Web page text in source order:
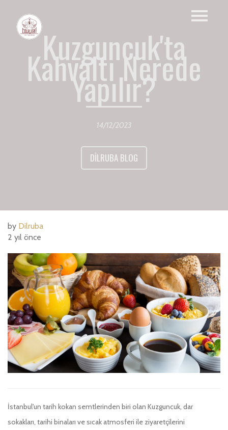
Kuzguncuk'ta
Kahvaltı Nerede
Yapılır?
14/12/2023
DILRUBA BLOG
by Dilruba
2 yıl önce
İstanbul'un tarih kokan semtlerinden biri olan Kuzguncuk, dar
sokakları, tarihi binaları ve sıcak atmosferi ile ziyaretçilerini